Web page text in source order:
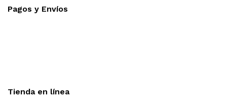
Pagos y Envíos
Tienda en línea